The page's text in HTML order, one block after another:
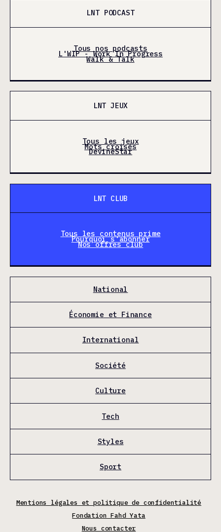
LNT PODCAST
Tous nos podcasts
L'WIP - Work In Progress
Walk & Talk
LNT JEUX
Tous les jeux
Mots croisés
DevineStar
LNT CLUB
Tous les contenus prime
Pourquoi s'abonner
Nos offres club
National
Économie et Finance
International
Société
Culture
Tech
Styles
Sport
Mentions légales et politique de confidentialité
Fondation Fahd Yata
Nous contacter